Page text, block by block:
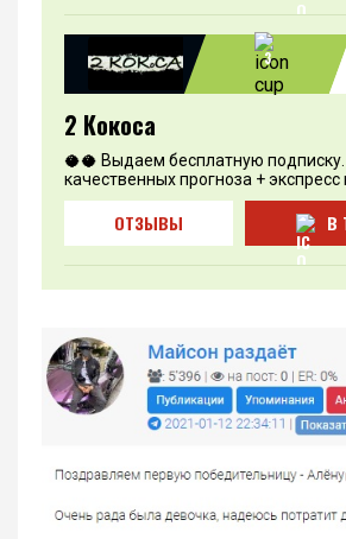
3
2 Кокоса
🥥🥥 Выдаем бесплатную
качественных прогноза +
ОТЗЫВЫ В